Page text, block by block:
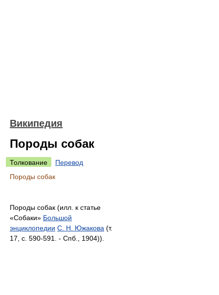
Википедия
Породы собак
Толкование
Перевод
Породы собак
Породы собак (илл. к статье
«Собаки» Большой
энциклопедии С. Н. Южакова (т.
17, с. 590-591. - Спб., 1904)).